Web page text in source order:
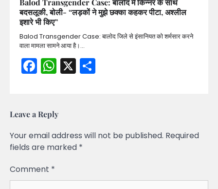
Balod Transgender Case: बालोद में किन्नर के साथ
बदसलूकी, बोली- “लड़कों ने मुझे छक्का कहकर पीटा, अश्लील
इशारे भी किए”
Balod Transgender Case: बालोद जिले से इंसानियत को शर्मसार करने
वाला मामला सामने आया है।…
Facebook
WhatsApp
X
Leave a Reply
Your email address will not be published. Required
fields are marked *
Comment *